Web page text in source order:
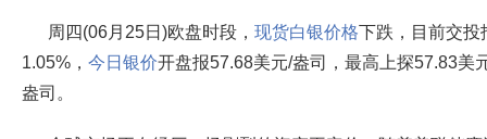
周四(06月25日)欧盘时段， 现货白银价格下跌，目前交投
1.05%， 今日银价开盘报57.68美元/盎司，最高上探57.83美
盎司。